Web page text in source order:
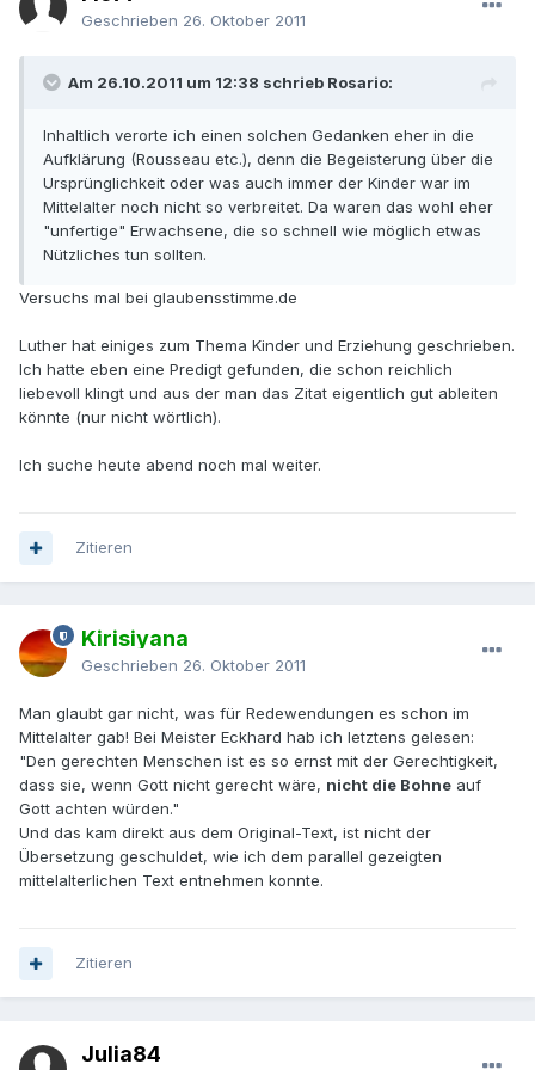
Geschrieben 26. Oktober 2011
Am 26.10.2011 um 12:38 schrieb Rosario:
Inhaltlich verorte ich einen solchen Gedanken eher in die
Aufklärung (Rousseau etc.), denn die Begeisterung über die
Ursprünglichkeit oder was auch immer der Kinder war im
Mittelalter noch nicht so verbreitet. Da waren das wohl eher
"unfertige" Erwachsene, die so schnell wie möglich etwas
Nützliches tun sollten.
Versuchs mal bei glaubensstimme.de
Luther hat einiges zum Thema Kinder und Erziehung geschrieben.
Ich hatte eben eine Predigt gefunden, die schon reichlich
liebevoll klingt und aus der man das Zitat eigentlich gut ableiten
könnte (nur nicht wörtlich).
Ich suche heute abend noch mal weiter.
Zitieren
Kirisiyana
Geschrieben 26. Oktober 2011
Man glaubt gar nicht, was für Redewendungen es schon im
Mittelalter gab! Bei Meister Eckhard hab ich letztens gelesen:
"Den gerechten Menschen ist es so ernst mit der Gerechtigkeit,
dass sie, wenn Gott nicht gerecht wäre, nicht die Bohne auf
Gott achten würden."
Und das kam direkt aus dem Original-Text, ist nicht der
Übersetzung geschuldet, wie ich dem parallel gezeigten
mittelalterlichen Text entnehmen konnte.
Zitieren
Julia84